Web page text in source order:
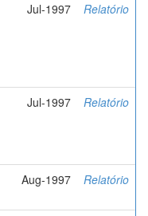
Jul-1997 Relatório
Jul-1997 Relatório
Aug-1997 Relatório